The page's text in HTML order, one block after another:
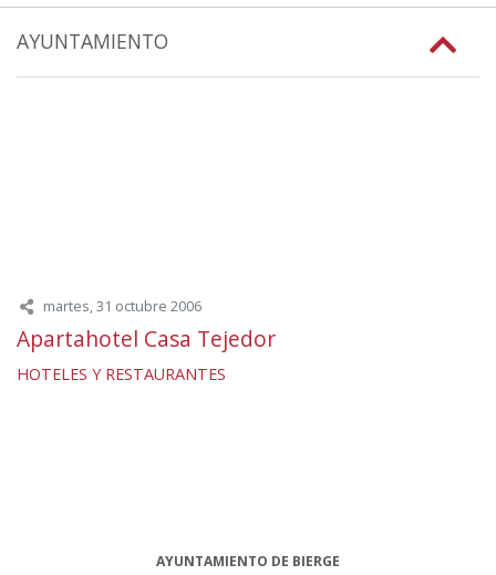
AYUNTAMIENTO
martes, 31 octubre 2006
Apartahotel Casa Tejedor
HOTELES Y RESTAURANTES
AYUNTAMIENTO DE BIERGE